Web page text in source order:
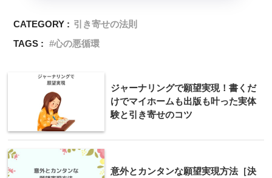
CATEGORY : 引き寄せの法則
TAGS :
心の悪循環
ジャーナリングで願望実現！書くだ
けでマイホームも出版も叶った実体
験と引き寄せのコツ
意外とカンタンな願望実現方法［決